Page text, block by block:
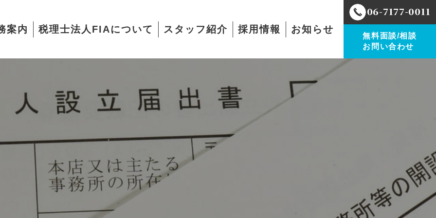
案内 税理士法人FIAについて スタッフ紹介 採用情報 お知らせ
06-7177-0011
無料面談/相談
お問い合わせ